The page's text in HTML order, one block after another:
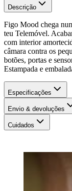
Descrição
Figo Mood chega
teu Telemóvel.
com interior
câmara contra os
botões, portas e
Estampada e
Especificações
Envio & devoluções
Cuidados